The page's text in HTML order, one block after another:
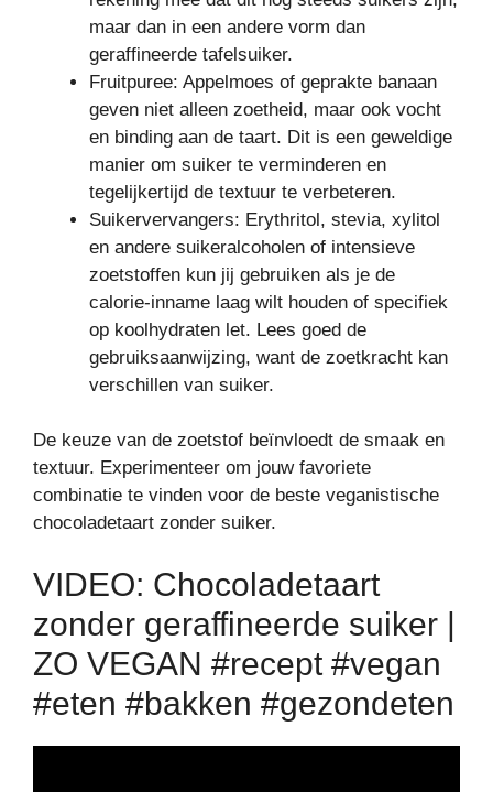
maar dan in een andere vorm dan
geraffineerde tafelsuiker.
Fruitpuree: Appelmoes of geprakte banaan
geven niet alleen zoetheid, maar ook vocht
en binding aan de taart. Dit is een geweldige
manier om suiker te verminderen en
tegelijkertijd de textuur te verbeteren.
Suikervervangers: Erythritol, stevia, xylitol
en andere suikeralcoholen of intensieve
zoetstoffen kun jij gebruiken als je de
calorie-inname laag wilt houden of specifiek
op koolhydraten let. Lees goed de
gebruiksaanwijzing, want de zoetkracht kan
verschillen van suiker.
De keuze van de zoetstof beïnvloedt de smaak en
textuur. Experimenteer om jouw favoriete
combinatie te vinden voor de beste veganistische
chocoladetaart zonder suiker.
VIDEO: Chocoladetaart
zonder geraffineerde suiker |
ZO VEGAN #recept #vegan
#eten #bakken #gezondeten